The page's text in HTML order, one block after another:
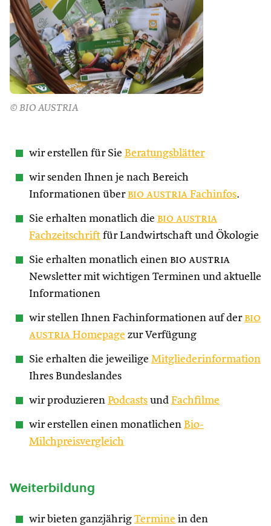
© BIO AUSTRIA
wir erstellen für Sie Beratungsblätter
wir senden Ihnen je nach Bereich
Informationen über bio austria Fachinfos.
Sie erhalten monatlich die bio austria
Fachzeitschrift für Landwirtschaft und Ökologie
Sie erhalten monatlich einen bio austria
Newsletter mit wichtigen Terminen und aktuelle
Informationen
wir stellen Ihnen Fachinformationen auf der bio
austria Homepage zur Verfügung
Sie erhalten die jeweilige Mitgliederinformation
Ihres Bundeslandes
wir produzieren Podcasts und Fachfilme
wir erstellen einen monatlichen Bio-
Milchpreisvergleich
Weiterbildung
wir bieten ganzjährig Termine in den